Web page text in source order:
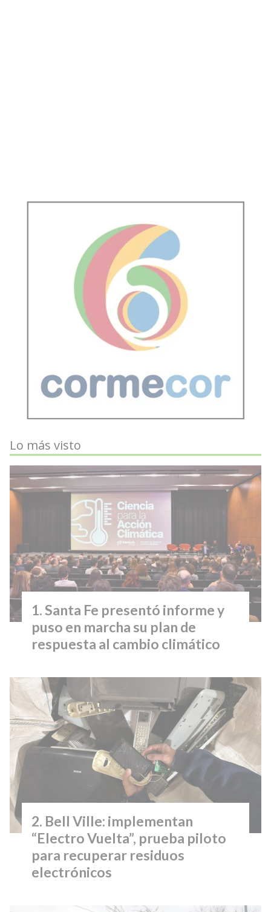
Lo más visto
Santa Fe presentó informe y
puso en marcha su plan de
respuesta al cambio climático
Bell Ville: implementan
“Electro Vuelta”, prueba piloto
para recuperar residuos
electrónicos